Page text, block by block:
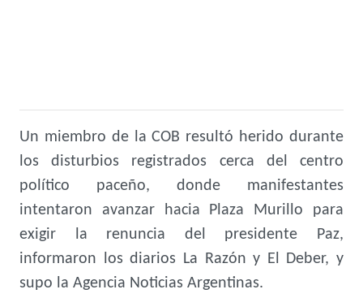
Un miembro de la COB resultó herido durante
los disturbios registrados cerca del centro
político paceño, donde manifestantes
intentaron avanzar hacia Plaza Murillo para
exigir la renuncia del presidente Paz,
informaron los diarios La Razón y El Deber, y
supo la Agencia Noticias Argentinas.